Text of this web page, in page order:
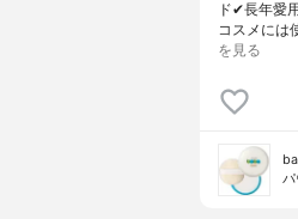
ド✔長年愛
コスメには
を見る
パ